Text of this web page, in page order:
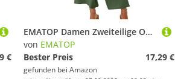
€
EMATOP Damen Zweiteilige Outfits Baumwolle Leinen Freizeitanzug Sommer Tank Top und Hose Casual Einfarbig Hosenanzug mit Taschen Jogginganzug Leicht Elegant Leinenanzug Strand Urlaub Streetwear
von EMATOP
Bester Preis
17,29 €
gefunden bei Amazon